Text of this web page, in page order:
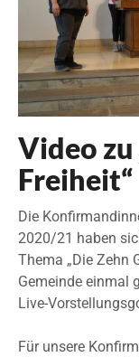
Video
Freiheit“
Die
2020/21 haben
Thema „Die Zehn
Gemeinde einmal
Live-
Für unsere